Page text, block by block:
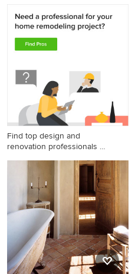
Mediterranes Badezimmer in
Barcelona
Find top design and
renovation professionals on